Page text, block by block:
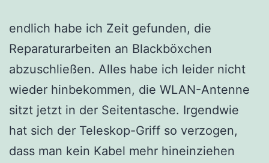
endlich habe ich Zeit gefunden, die
Reparaturarbeiten an Blackböxchen
abzuschließen. Alles habe ich leider nicht
wieder hinbekommen, die WLAN-Antenne
sitzt jetzt in der Seitentasche. Irgendwie
hat sich der Teleskop-Griff so verzogen,
dass man kein Kabel mehr hineinziehen